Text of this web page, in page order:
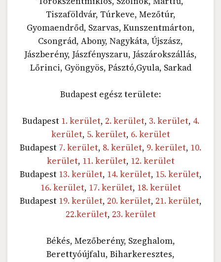
Tiszaföldvár, Túrkeve, Mezőtúr,
Gyomaendrőd, Szarvas, Kunszentmárton,
Csongrád, Abony, Nagykáta, Újszász,
Jászberény, Jászfényszaru, Jászárokszállás,
Lőrinci, Gyöngyös, Pásztó,Gyula, Sarkad
Budapest egész területe:
Budapest 1. kerület, 2. kerület, 3. kerület, 4.
kerület, 5. kerület, 6. kerület
Budapest 7. kerület, 8. kerület, 9. kerület, 10.
kerület, 11. kerület, 12. kerület
Budapest 13. kerület, 14. kerület, 15. kerület,
16. kerület, 17. kerület, 18. kerület
Budapest 19. kerület, 20. kerület, 21. kerület,
22.kerület, 23. kerület
Békés, Mezőberény, Szeghalom,
Berettyóújfalu, Biharkeresztes,